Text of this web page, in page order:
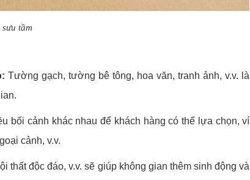
tầm
Tường gạch, tường bê tông, hoa văn, tranh ảnh, v.v. là
bối cảnh khác nhau để khách hàng có thể lựa chọn, ví
cảnh, v.v.
thất độc đáo, v.v. sẽ giúp không gian thêm sinh động và